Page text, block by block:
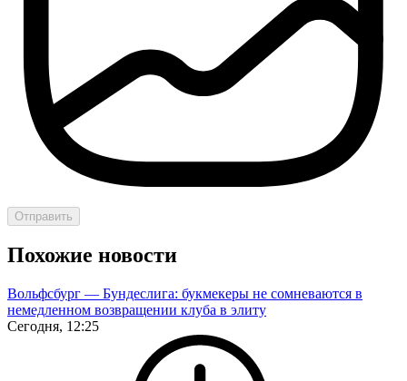
Отправить
Похожие новости
Вольфсбург — Бундеслига: букмекеры не сомневаются в
немедленном возвращении клуба в элиту
Сегодня, 12:25